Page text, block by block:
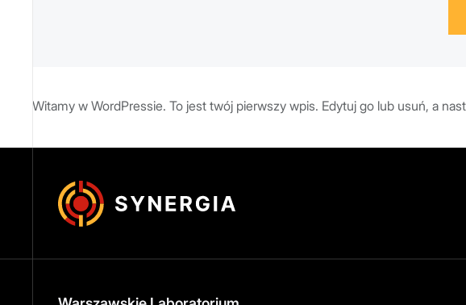
Witamy w WordPressie. To jest twój pierwszy wpis. Edytuj go lub usuń, a